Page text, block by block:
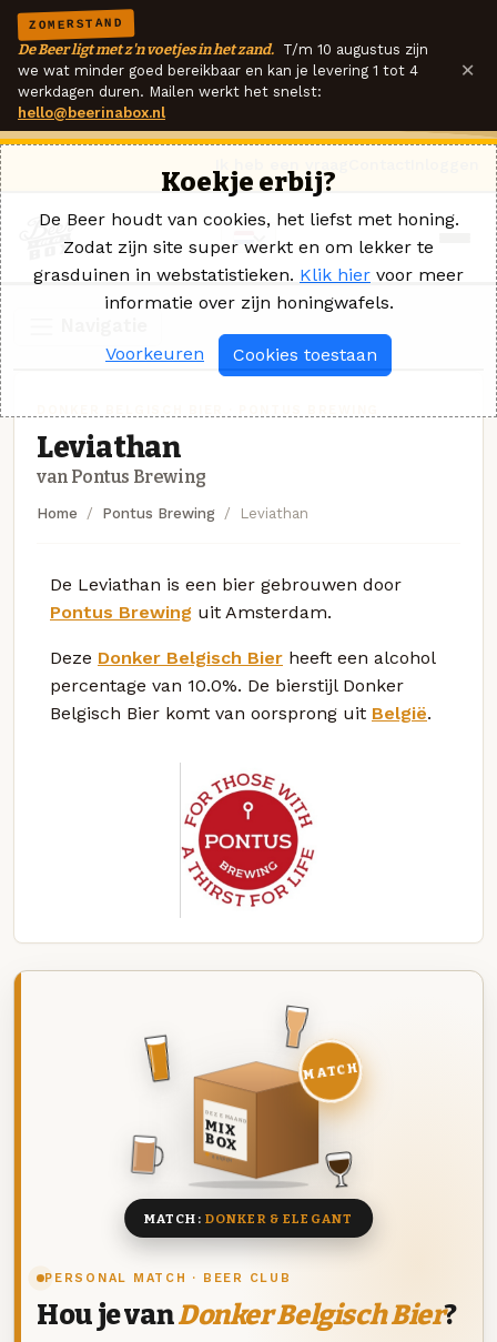
ZOMERSTAND
De Beer ligt met z'n voetjes in het zand. T/m 10 augustus zijn
we wat minder goed bereikbaar en kan je levering 1 tot 4
werkdagen duren. Mailen werkt het snelst:
hello@beerinabox.nl
×
Leviathan
van Pontus Brewing
Home Pontus Brewing Leviathan
De Leviathan is een bier gebrouwen door
Pontus Brewing uit Amsterdam.
Deze Donker Belgisch Bier heeft een alcohol
percentage van 10.0%. De bierstijl Donker
Belgisch Bier komt van oorsprong uit België.
PERSONAL MATCH · BEER CLUB
Hou je vanDonker Belgisch Bier?
DEZE MAAND
MIX
BOX
8 BIEREN
MATCH
MATCH: DONKER & ELEGANT
Koekje erbij?
De Beer houdt van cookies, het liefst met honing.
Zodat zijn site super werkt en om lekker te
grasduinen in webstatistieken. Klik hier voor meer
informatie over zijn honingwafels.
Voorkeuren Cookies toestaan